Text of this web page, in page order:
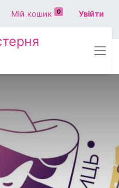
Мій кошик 0 Увійти